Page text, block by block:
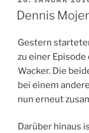
AM
Dennis
Gestern
zu einer Episode
Wacker. Die
bei einem
nun erneut
Darüber hinaus